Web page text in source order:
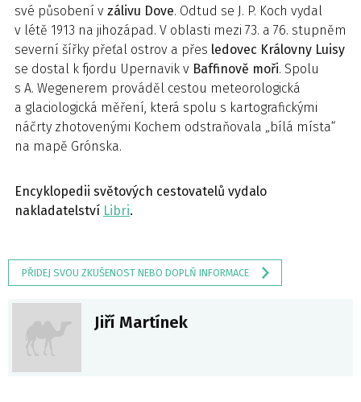
své působení v zálivu Dove. Odtud se J. P. Koch vydal
v létě 1913 na jihozápad. V oblasti mezi 73. a 76. stupněm
severní šířky přeťal ­ostrov a přes ledovec Královny Luisy
se dostal k fjordu Upernavik v Baffinově moři. Spolu
s A. Wegenerem prováděl cestou meteorologická
a glaciologická měření, která spolu s kartografickými
náčrty zhotovenými Kochem odstraňovala „bílá místa“
na mapě Grónska.
Encyklopedii světových cestovatelů vydalo
nakladatelství Libri.
PŘIDEJ SVOU ZKUŠENOST NEBO DOPLŇ INFORMACE
Jiří Martínek